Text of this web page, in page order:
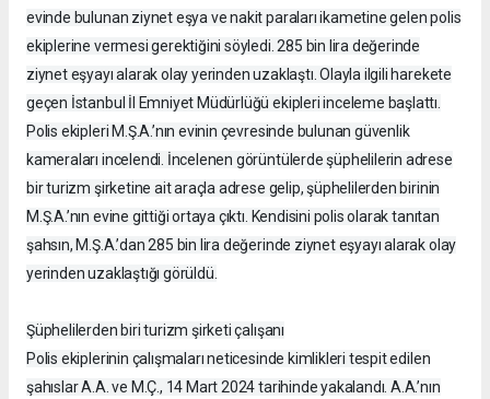
evinde bulunan ziynet eşya ve nakit paraları ikametine gelen polis
ekiplerine vermesi gerektiğini söyledi. 285 bin lira değerinde
ziynet eşyayı alarak olay yerinden uzaklaştı. Olayla ilgili harekete
geçen İstanbul İl Emniyet Müdürlüğü ekipleri inceleme başlattı.
Polis ekipleri M.Ş.A.’nın evinin çevresinde bulunan güvenlik
kameraları incelendi. İncelenen görüntülerde şüphelilerin adrese
bir turizm şirketine ait araçla adrese gelip, şüphelilerden birinin
M.Ş.A.’nın evine gittiği ortaya çıktı. Kendisini polis olarak tanıtan
şahsın, M.Ş.A.’dan 285 bin lira değerinde ziynet eşyayı alarak olay
yerinden uzaklaştığı görüldü.
Şüphelilerden biri turizm şirketi çalışanı
Polis ekiplerinin çalışmaları neticesinde kimlikleri tespit edilen
şahıslar A.A. ve M.Ç., 14 Mart 2024 tarihinde yakalandı. A.A.’nın